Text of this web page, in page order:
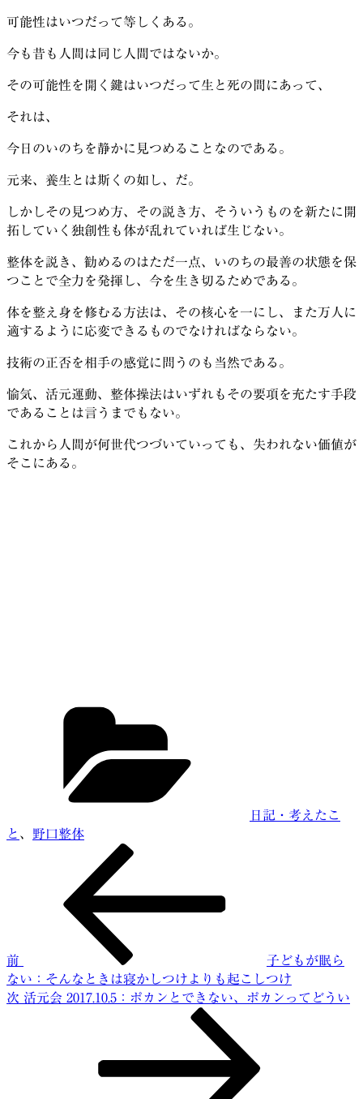
可能性はいつだって等しくある。
今も昔も人間は同じ人間ではないか。
その可能性を開く鍵はいつだって生と死の間にあって、
それは、
今日のいのちを静かに見つめることなのである。
元来、養生とは斯くの如し、だ。
しかしその見つめ方、その説き方、そういうものを新たに開
拓していく独創性も体が乱れていれば生じない。
整体を説き、勧めるのはただ一点、いのちの最善の状態を保
つことで全力を発揮し、今を生き切るためである。
体を整え身を修むる方法は、その核心を一にし、また万人に
適するように応変できるものでなければならない。
技術の正否を相手の感覚に問うのも当然である。
愉気、活元運動、整体操法はいずれもその要項を充たす手段
であることは言うまでもない。
これから人間が何世代つづいていっても、失われない価値が
そこにある。
日記・考えたこ
と 、 野口整体
ゲ
ー
前
子どもが眠ら
ない：そんなときは寝かしつけよりも起こしつけ
次
次 活元会 2017.10.5：ポカンとできない、ポカンってどうい